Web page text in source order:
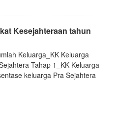
Kesejahteraan tahun
Keluarga_KK Keluarga
Tahap 1_KK Keluarga
keluarga Pra Sejahtera